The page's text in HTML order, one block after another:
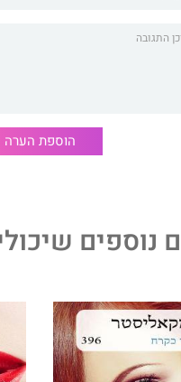
הוספת הערה
נוספים